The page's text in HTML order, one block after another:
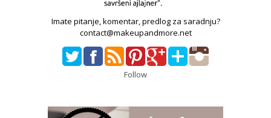
Imate pitanje, komentar, predlog za saradnju?
contact@makeupandmore.net
Follow